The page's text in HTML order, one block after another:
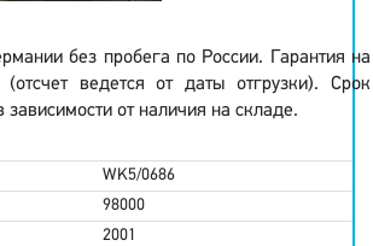
без пробега по России. Гарантия на
ведется от даты отгрузки). Срок
зависимости от наличия на складе.
WK5/0686
98000
2001